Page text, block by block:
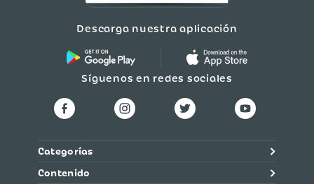
Descarga nuestra aplicación
Síguenos en redes sociales
Categorías
Contenido